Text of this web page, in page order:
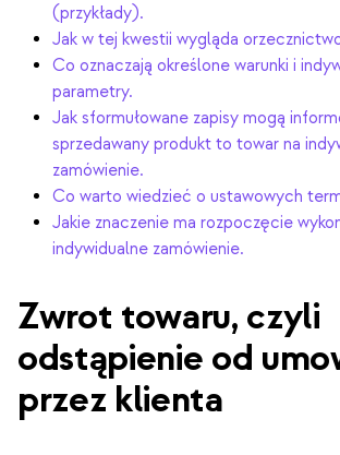
(przykłady).
Jak w tej kwestii wygląda
Co oznaczają określone warunki i
parametry.
Jak sformułowane zapisy mogą
sprzedawany produkt to towar na
zamówienie.
Co warto wiedzieć o ustawowych
Jakie znaczenie ma rozpoczęcie
indywidualne zamówienie.
Zwrot towaru, czyli
odstąpienie od
przez klienta